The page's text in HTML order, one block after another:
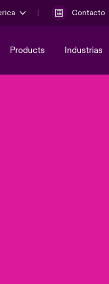
Contacto
comité de
Products Industrias